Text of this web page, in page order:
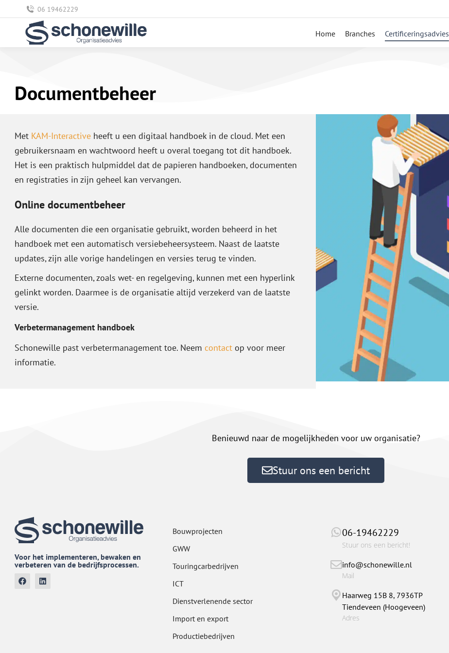
06 19462229
Home Branches Certificeringsadvies
Documentbeheer
Met KAM-Interactive heeft u een digitaal handboek in de cloud. Met een
gebruikersnaam en wachtwoord heeft u overal toegang tot dit handboek.
Het is een praktisch hulpmiddel dat de papieren handboeken, documenten
en registraties in zijn geheel kan vervangen.
Online documentbeheer
Alle documenten die een organisatie gebruikt, worden beheerd in het
handboek met een automatisch versiebeheersysteem. Naast de laatste
updates, zijn alle vorige handelingen en versies terug te vinden.
Externe documenten, zoals wet- en regelgeving, kunnen met een hyperlink
gelinkt worden. Daarmee is de organisatie altijd verzekerd van de laatste
versie.
Verbetermanagement handboek
Schonewille past verbetermanagement toe. Neem contact op voor meer
informatie.
Benieuwd naar de mogelijkheden voor uw organisatie?
Stuur ons een bericht
Voor het implementeren, bewaken en
verbeteren van de bedrijfsprocessen.
Bouwprojecten
GWW
Touringcarbedrijven
ICT
Dienstverlenende sector
Import en export
Productiebedrijven
06-19462229
Stuur ons een bericht!
info@schonewille.nl
Mail
Haarweg 15B 8, 7936TP
Tiendeveen (Hoogeveen)
Adres